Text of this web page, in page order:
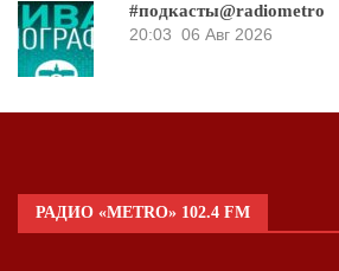
#подкасты@radiometro
20:03 06 Авг 2026
РАДИО «METRO» 102.4 FM